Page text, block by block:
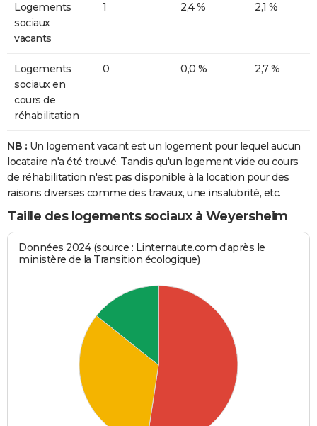
Logements
sociaux
vacants
1 2,4 % 2,1 %
Logements
sociaux en
cours de
réhabilitation
0 0,0 % 2,7 %
NB : Un logement vacant est un logement pour lequel aucun
locataire n'a été trouvé. Tandis qu'un logement vide ou cours
de réhabilitation n'est pas disponible à la location pour des
raisons diverses comme des travaux, une insalubrité, etc.
Taille des logements sociaux à Weyersheim
Données 2024 (source : Linternaute.com d'après le
ministère de la Transition écologique)